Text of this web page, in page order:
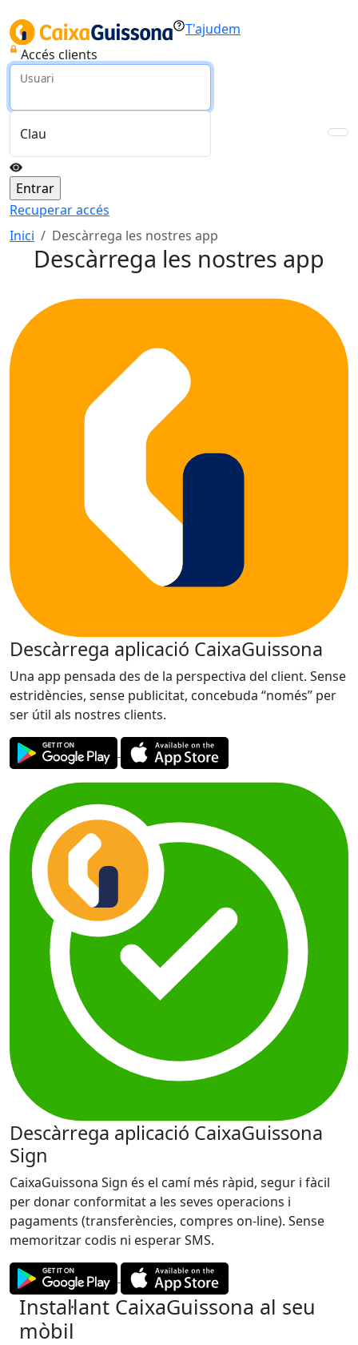
T'ajudem
Accés clients
Usuari
Clau
Recuperar accés
Inici
Descàrrega les nostres app
Descàrrega les nostres app
Descàrrega aplicació CaixaGuissona
Una app pensada des de la perspectiva del client. Sense
estridències, sense publicitat, concebuda “només” per
ser útil als nostres clients.
Descàrrega aplicació CaixaGuissona
Sign
CaixaGuissona Sign és el camí més ràpid, segur i fàcil
per donar conformitat a les seves operacions i
pagaments (transferències, compres on-line). Sense
memoritzar codis ni esperar SMS.
Instal·lant CaixaGuissona al seu
mòbil